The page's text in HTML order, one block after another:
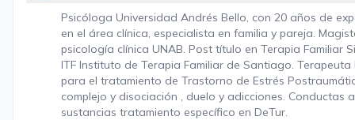
Psicóloga Universidad Andrés Bello, con 20 años de
en el área clínica, especialista en familia y pareja.
psicología clínica UNAB. Post título en Terapia Familiar
ITF Instituto de Terapia Familiar de Santiago. Terapeuta
para el tratamiento de Trastorno de Estrés
complejo y disociación , duelo y adicciones. Conductas
sustancias tratamiento específico en DeTur.